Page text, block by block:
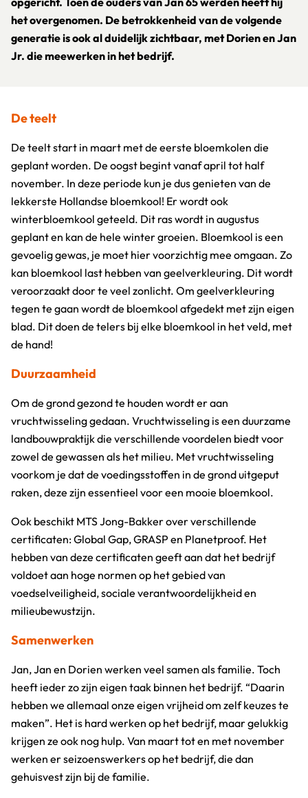
het overgenomen. De betrokkenheid van de volgende
generatie is ook al duidelijk zichtbaar, met Dorien en Jan
Jr. die meewerken in het bedrijf.
De teelt
De teelt start in maart met de eerste bloemkolen die
geplant worden. De oogst begint vanaf april tot half
november. In deze periode kun je dus genieten van de
lekkerste Hollandse bloemkool! Er wordt ook
winterbloemkool geteeld. Dit ras wordt in augustus
geplant en kan de hele winter groeien. Bloemkool is een
gevoelig gewas, je moet hier voorzichtig mee omgaan. Zo
kan bloemkool last hebben van geelverkleuring. Dit wordt
veroorzaakt door te veel zonlicht. Om geelverkleuring
tegen te gaan wordt de bloemkool afgedekt met zijn eigen
blad. Dit doen de telers bij elke bloemkool in het veld, met
de hand!
Duurzaamheid
Om de grond gezond te houden wordt er aan
vruchtwisseling gedaan. Vruchtwisseling is een duurzame
landbouwpraktijk die verschillende voordelen biedt voor
zowel de gewassen als het milieu. Met vruchtwisseling
voorkom je dat de voedingsstoffen in de grond uitgeput
raken, deze zijn essentieel voor een mooie bloemkool.
Ook beschikt MTS Jong-Bakker over verschillende
certificaten: Global Gap, GRASP en Planetproof. Het
hebben van deze certificaten geeft aan dat het bedrijf
voldoet aan hoge normen op het gebied van
voedselveiligheid, sociale verantwoordelijkheid en
milieubewustzijn.
Samenwerken
Jan, Jan en Dorien werken veel samen als familie. Toch
heeft ieder zo zijn eigen taak binnen het bedrijf. “Daarin
hebben we allemaal onze eigen vrijheid om zelf keuzes te
maken”. Het is hard werken op het bedrijf, maar gelukkig
krijgen ze ook nog hulp. Van maart tot en met november
werken er seizoenswerkers op het bedrijf, die dan
gehuisvest zijn bij de familie.